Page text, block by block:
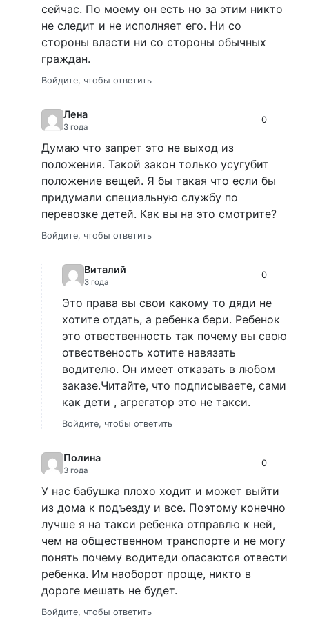
сейчас. По моему он есть но за этим никто
не следит и не исполняет его. Ни со
стороны власти ни со стороны обычных
граждан.
Войдите, чтобы ответить
Лена
3 года
0
Думаю что запрет это не выход из
положения. Такой закон только усугубит
положение вещей. Я бы такая что если бы
придумали специальную службу по
перевозке детей. Как вы на это смотрите?
Войдите, чтобы ответить
Виталий
3 года
0
Это права вы свои какому то дяди не
хотите отдать, а ребенка бери. Ребенок
это отвественность так почему вы свою
отвественость хотите навязать
водителю. Он имеет отказать в любом
заказе.Читайте, что подписываете, сами
как дети , агрегатор это не такси.
Войдите, чтобы ответить
Полина
3 года
0
У нас бабушка плохо ходит и может выйти
из дома к подъезду и все. Поэтому конечно
лучше я на такси ребенка отправлю к ней,
чем на общественном транспорте и не могу
понять почему водитеди опасаются отвести
ребенка. Им наоборот проще, никто в
дороге мешать не будет.
Войдите, чтобы ответить